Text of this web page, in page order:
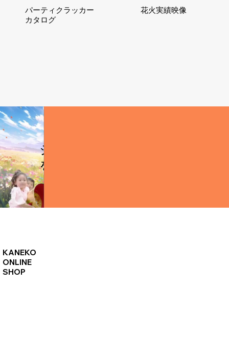
ジャンボクラッカー
をお求めの方
パーティクラッカー
カタログ
花火実績映像
KANEKO
ONLINE
SHOP